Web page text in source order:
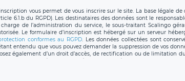
vous permet de vous inscrire sur le site. La base légale de
6.1.b du RGPD). Les destinataires des données sont le
de l’administration du service, le sous-traitant Scalingo
Le formulaire d’inscription est hébergé sur un serveur
conformes au RGPD. Les données collectées sont
entendu que vous pouvez demander la suppression de vos
également d’un droit d’accès, de rectification ou de limitation
que d’un droit à la portabilité de vos données. Vous pouvez
de LÉGAVOX qui exerce au siège social de LÉGAVOX et est